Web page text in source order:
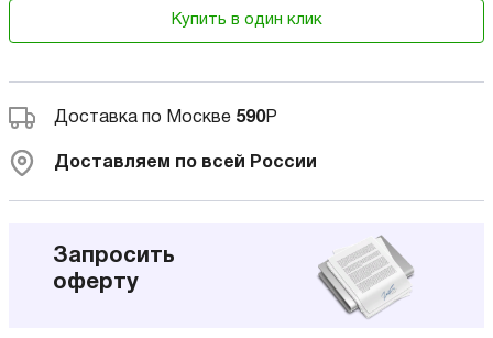
Купить в один клик
Доставка по Москве 590Р
Доставляем по всей России
Запросить
оферту